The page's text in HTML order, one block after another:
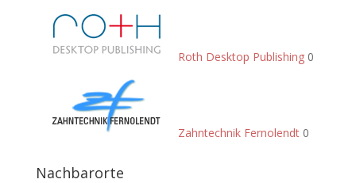
Roth Desktop Publishing0
Zahntechnik Fernolendt0
Nachbarorte